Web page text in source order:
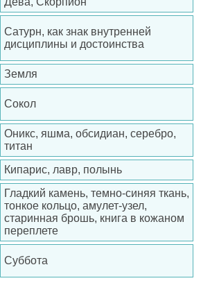
Сатурн, как знак внутренней
дисциплины и достоинства
Земля
Сокол
Оникс, яшма, обсидиан, серебро,
титан
Кипарис, лавр, полынь
Гладкий камень, темно-синяя ткань,
тонкое кольцо, амулет-узел,
старинная брошь, книга в кожаном
переплете
Суббота